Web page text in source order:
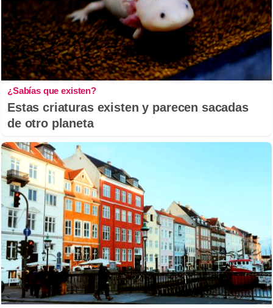
¿Sabías que existen?
Estas criaturas existen y parecen sacadas
de otro planeta